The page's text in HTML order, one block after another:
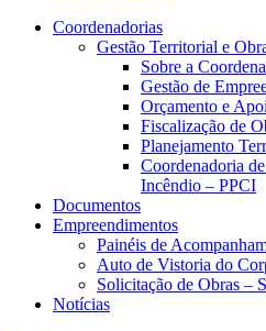
Coordenadorias
Gestão Territorial e
Sobre a
Gestão de
Orçamento e
Fiscalização de
Planejamento
Coordenadoria
Incêndio – PPCI
Documentos
Empreendimentos
Painéis de
Auto de Vistoria do
Solicitação de Obras –
Notícias